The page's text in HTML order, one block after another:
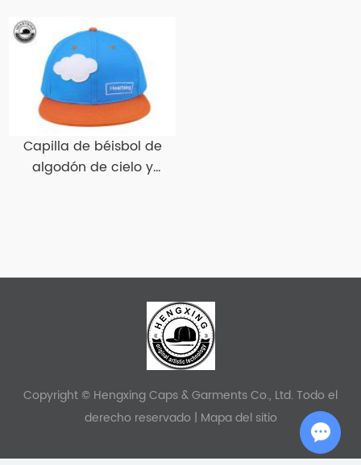
Capilla de béisbol de
algodón de cielo y
Copyright © Hengxing Caps & Garments Co., Ltd. Todo el
derecho reservado | Mapa del sitio